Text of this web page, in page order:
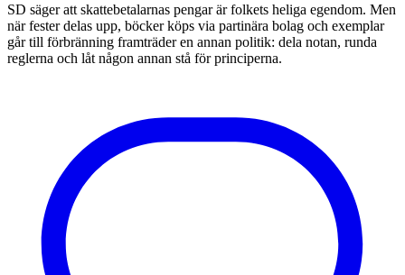
SD säger att skattebetalarnas pengar är folkets heliga egendom. Men
när fester delas upp, böcker köps via partinära bolag och exemplar
går till förbränning framträder en annan politik: dela notan, runda
reglerna och låt någon annan stå för principerna.